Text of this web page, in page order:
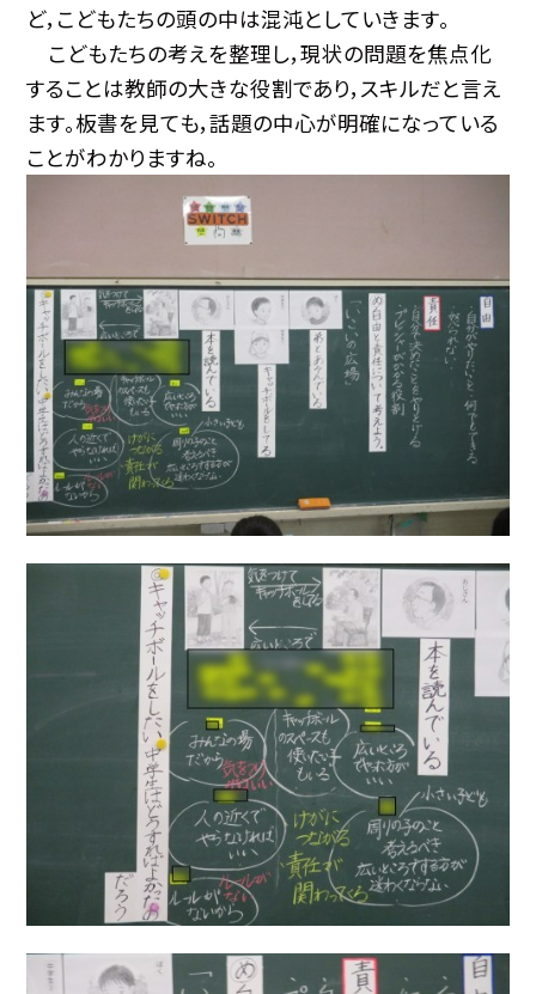
ど，こどもたちの頭の中は混沌としていきます。
こどもたちの考えを整理し，現状の問題を焦点化
することは教師の大きな役割であり，スキルだと言え
ます。板書を見ても，話題の中心が明確になっている
ことがわかりますね。